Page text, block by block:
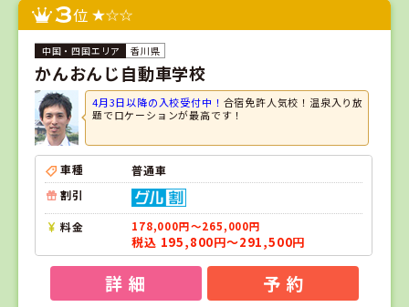
3位
香川県
かんおんじ自動車学校
4月3日以降の入校受付中！ 合宿免許人気校！温泉入り放
題でロケーションが最高です！
車種
普通車
割引
料金 178,000円～265,000円
税込 195,800円～291,500円
詳 細 予 約